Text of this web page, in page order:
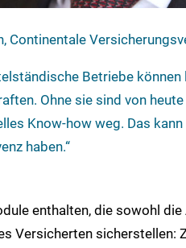
Continentale
Betriebe können
Ohne sie sind von
Know-how weg. Das
haben.“
enthalten, die sowohl
Versicherten sicherstellen: